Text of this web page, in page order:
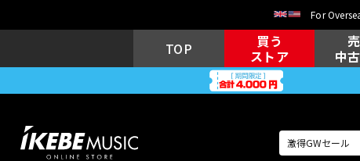
For
TOP
買う
ストア
中